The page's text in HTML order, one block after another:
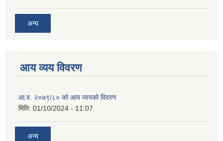
अन्य
आय व्यय विवरण
आ.व. २०७९/८० को आय व्ययको विवरण
मिति: 01/10/2024 - 11:07
अन्य